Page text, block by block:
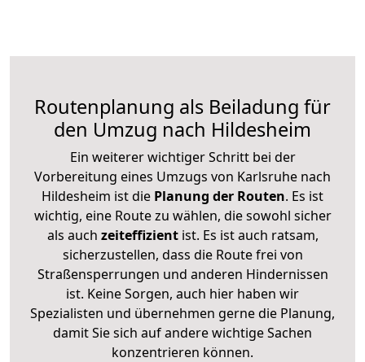
Routenplanung als Beiladung für
den Umzug nach Hildesheim
Ein weiterer wichtiger Schritt bei der
Vorbereitung eines Umzugs von Karlsruhe nach
Hildesheim ist die Planung der Routen. Es ist
wichtig, eine Route zu wählen, die sowohl sicher
als auch zeiteffizientist. Es ist auch ratsam,
sicherzustellen, dass die Route frei von
Straßensperrungen und anderen Hindernissen
ist. Keine Sorgen, auch hier haben wir
Spezialisten und übernehmen gerne die Planung,
damit Sie sich auf andere wichtige Sachen
konzentrieren können.